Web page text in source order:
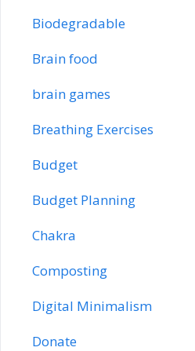
Biodegradable
Brain food
brain games
Breathing Exercises
Budget
Budget Planning
Chakra
Composting
Digital Minimalism
Donate